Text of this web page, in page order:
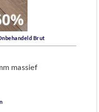
Brut
massief